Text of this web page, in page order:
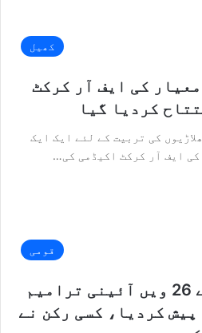
کھیل
معیار کی ایف آر کرکٹ
کردیا گیا
کی تربیت کے لئے ایک ایک
کی ایف آر کرکٹ اکیڈمی کی…
قومی
وزیرقانون نے 26 ویں آئینی ترامیم
پیش کردیا، کسی رکن نے